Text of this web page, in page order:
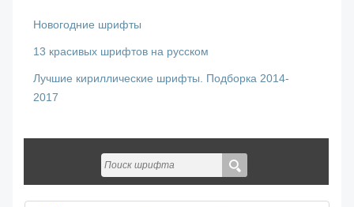
Новогодние шрифты
13 красивых шрифтов на русском
Лучшие кириллические шрифты. Подборка 2014-
2017